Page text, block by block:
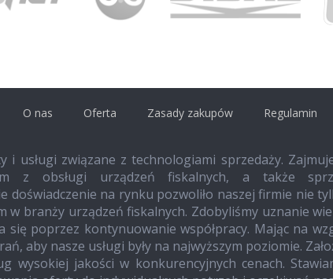
O nas Oferta Zasady zakupów Regulamin
i usługi związane z technologiami sprzedaży.
z obsługi urządzeń fiskalnych, a także
doświadczenie na rynku pozwoliło naszej firmie nie
w branży urządzeń fiskalnych. Zdobyliśmy uznanie
się poprzez kontynuowanie współpracy. Mając na
aby nasze usługi były na najwyższym poziomie.
wysokiej jakości w konkurencyjnych cenach.